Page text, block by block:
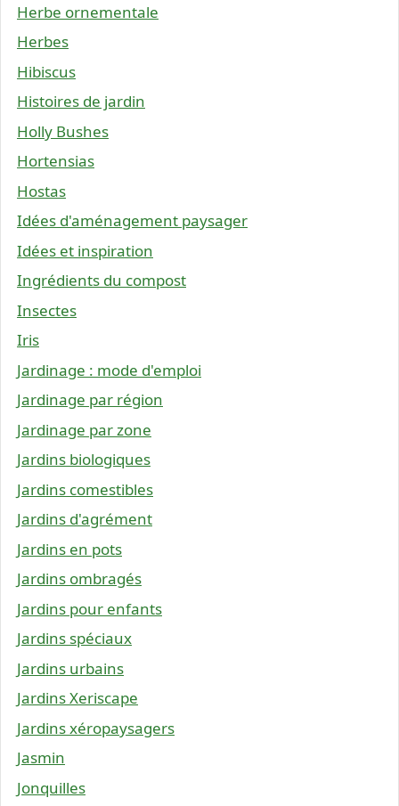
Herbe ornementale
Herbes
Hibiscus
Histoires de jardin
Holly Bushes
Hortensias
Hostas
Idées d'aménagement paysager
Idées et inspiration
Ingrédients du compost
Insectes
Iris
Jardinage : mode d'emploi
Jardinage par région
Jardinage par zone
Jardins biologiques
Jardins comestibles
Jardins d'agrément
Jardins en pots
Jardins ombragés
Jardins pour enfants
Jardins spéciaux
Jardins urbains
Jardins Xeriscape
Jardins xéropaysagers
Jasmin
Jonquilles